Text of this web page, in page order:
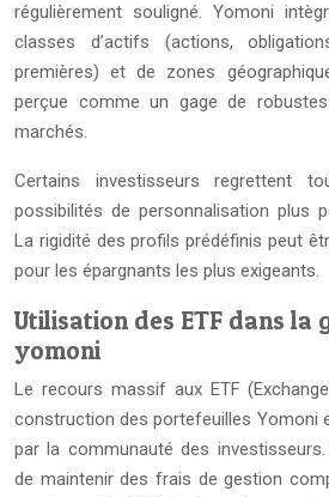
régulièrement souligné. Yomoni
classes d’actifs (actions,
premières) et de zones
perçue comme un gage de
marchés.
Certains investisseurs regrettent
possibilités de personnalisation plus
La rigidité des profils prédéfinis peut
pour les épargnants les plus exigeants.
Utilisation des ETF dans la
yomoni
Le recours massif aux ETF
construction des portefeuilles Yomoni
par la communauté des
de maintenir des frais de gestion